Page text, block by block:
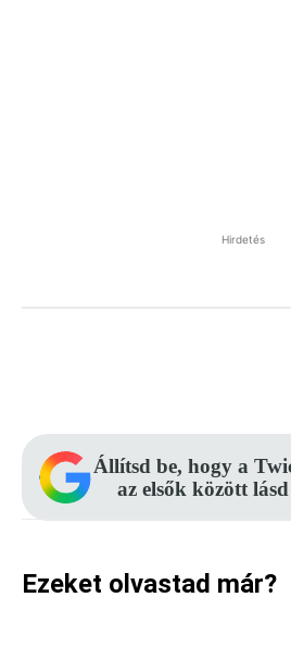
Hirdetés
Állítsd be, hogy a
az elsők között
Ezeket olvastad már?